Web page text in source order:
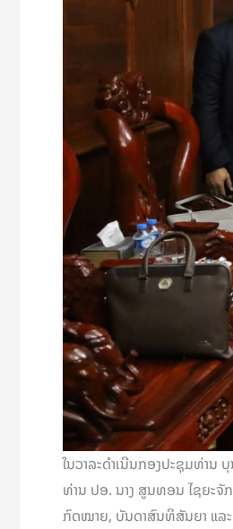
ໃນວາລະດຳເນີນກອງປະຊຸມທ່ານ
ທ່ານ ປອ. ນາງ ສູນທອນ ໄຊຍະຈັ
ກົດໝາຍ, ບັນດາສົນທິສັນຍາ ແລະ